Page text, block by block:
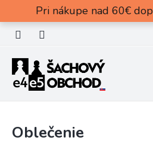
obsah
Pri nákupe nad 60€
Oblečenie